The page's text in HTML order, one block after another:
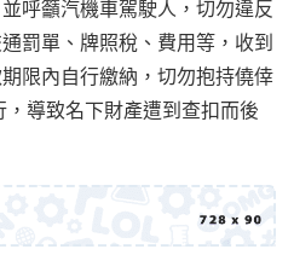
呼籲汽機車駕駛人，切勿違反
罰單、牌照稅、費用等，收到
限內自行繳納，切勿抱持僥倖
導致名下財產遭到查扣而後